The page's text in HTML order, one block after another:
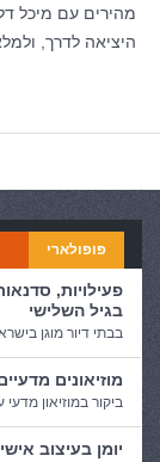
מהירים עם מיכל
היציאה לדרך,
פופולארי
פעילויות,
בגיל השלישי
בבתי דיור מוגן
מוזיאונים
ביקור במוזיאון
יומן בעיצוב